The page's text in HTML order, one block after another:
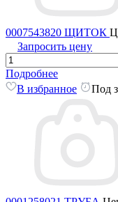
0007543820 ЩИТОК
Запросить цену
Подробнее
В избранное
Под